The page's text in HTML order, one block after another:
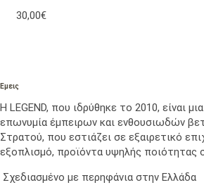
30,00€
Εμεις
Η LEGEND, που ιδρύθηκε το 2010, είναι
επωνυμία έμπειρων και ενθουσιωδών
Στρατού, που εστιάζει σε εξαιρετικό
εξοπλισμό, προϊόντα υψηλής ποιότητας
Σχεδιασμένο με περηφάνια στην Ελλάδα